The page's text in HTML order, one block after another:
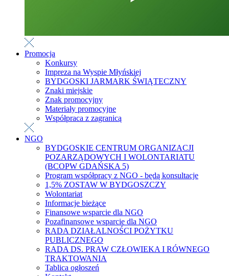
Promocja
Konkursy
Impreza na Wyspie Młyńskiej
BYDGOSKI JARMARK ŚWIĄTECZNY
Znaki miejskie
Znak promocyjny
Materiały promocyjne
Współpraca z zagranicą
NGO
BYDGOSKIE CENTRUM ORGANIZACJI
POZARZĄDOWYCH I WOLONTARIATU
(BCOPW GDAŃSKA 5)
Program współpracy z NGO - będą konsultacje
1,5% ZOSTAW W BYDGOSZCZY
Wolontariat
Informacje bieżące
Finansowe wsparcie dla NGO
Pozafinansowe wsparcie dla NGO
RADA DZIAŁALNOŚCI POŻYTKU
PUBLICZNEGO
RADA DS. PRAW CZŁOWIEKA I RÓWNEGO
TRAKTOWANIA
Tablica ogłoszeń